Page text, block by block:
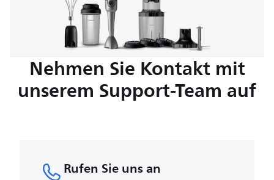
Nehmen Sie Kontakt mit
unserem Support-Team auf
Rufen Sie uns an